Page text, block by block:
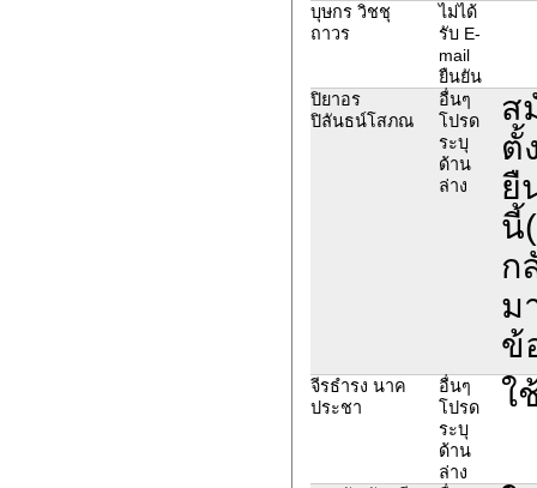
บุษกร วิชชุ
ถาวร
ไม่ได้
รับ E-
mail
ยืนยัน
ปิยาอร
ปิลันธน์โสภณ
อื่นๆ
โปรด
ระบุ
ด้าน
ล่าง
ส
ตั้
ยื
นี้
ก
ม
ข้
จีรธำรง นาค
ประชา
อื่นๆ
โปรด
ระบุ
ด้าน
ล่าง
ใ